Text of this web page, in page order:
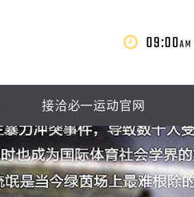
09:00AM
接洽必一运动官网